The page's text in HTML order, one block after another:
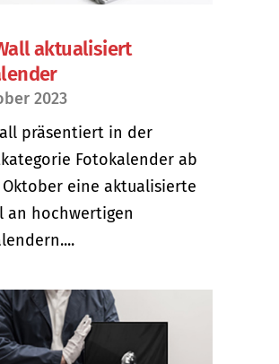
aktualisiert
2023
präsentiert in der
Fotokalender ab
Oktober eine aktualisierte
an hochwertigen